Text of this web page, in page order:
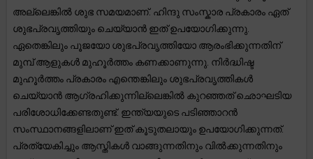
അല്ലെങ്കിൽ ശുഭ സമയമാണ്. ഹിന്ദു സംസ്കാര പ്രകാരം ഏത്
ശുഭപ്രവൃത്തിയും ചെയ്യാൻ ഇത് ഉപയോഗിക്കുന്നു.
ഏതെങ്കിലും പൂജയോ ശുഭപ്രവൃത്തിയോ ആരംഭിക്കുന്നതിന്
മുമ്പ് ആളുകൾ മുഹൂർത്തം കണക്കാണുന്നു. നിർദ്ധിഷ്ട
മുഹൂർത്തം പ്രകാരം എന്തെങ്കിലും ശുഭപ്രവൃത്തികൾ
ചെയ്യാൻ ആഗ്രഹിക്കുന്നില്ലെങ്കിൽ കുറഞ്ഞത് ഛൊഘടിയ
പരിശോധിക്കേണ്ടതുണ്ട്. ഇന്ത്യയുടെ പടിഞ്ഞാറൻ
സംസ്ഥാനങ്ങളിലാണ് ഇത് കൂടുതലായും ഉപയോഗിക്കുന്നത്.
പ്രത്യേകിച്ചും ആസ്തികൾ വാങ്ങുന്നതിനും വിൽക്കുന്നതിനും